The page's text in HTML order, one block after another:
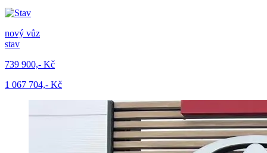
nový vůz
stav
739 900,- Kč
1 067 704,- Kč